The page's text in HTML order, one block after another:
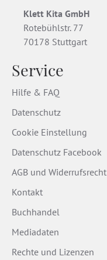
Klett Kita GmbH
Rotebühlstr. 77
70178 Stuttgart
Service
Hilfe & FAQ
Datenschutz
Cookie Einstellung
Datenschutz Facebook
AGB und Widerrufsrecht
Kontakt
Buchhandel
Mediadaten
Rechte und Lizenzen